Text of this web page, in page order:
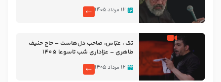
۱۲ مرداد ۱۴۰۵
تک ، عبّاس، صاحب دل‌هاست – حاج حنیف
طاهری – عزاداری شب تاسوعا 1405
۱۲ مرداد ۱۴۰۵